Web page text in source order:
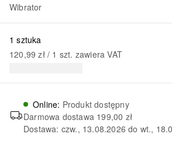
Wibrator
1 sztuka
120,99 zł / 1 szt. zawiera VAT
Online: Produkt dostępny
Darmowa dostawa 199,00 zł
Dostawa: czw., 13.08.2026 do wt.,